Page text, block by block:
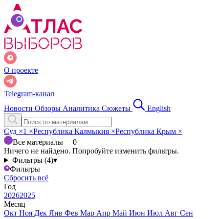
О проекте
Telegram-канал
Новости Обзоры Аналитика Сюжеты English
Суд ×1 ×Республика Калмыкия ×Республика Крым ×
Все материалы— 0
Ничего не найдено. Попробуйте изменить фильтры.
Фильтры (4)▾
Фильтры
Сбросить всё
Год
20262025
Месяц
Окт Ноя Дек Янв Фев Мар Апр Май Июн Июл Авг Сен